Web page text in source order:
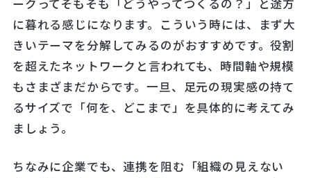
ークってそもそも「どうやってつくるの？」と途方
に暮れる感じになります。こういう時には、まず大
きいテーマを分解してみるのがおすすめです。役割
を超えたネットワークと言われても、時間軸や規模
もさまざまだからです。一旦、足元の現実感の持て
るサイズで「何を、どこまで」を具体的に考えてみ
ましょう。
ちなみに企業でも、連携を阻む「組織の見えない